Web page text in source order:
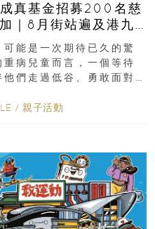
真基金招募200名慈
｜8月街站遍及港九
能是一次期待已久的驚
病兒童而言，一個等待
們走過低谷、勇敢面對
/ 親子活動